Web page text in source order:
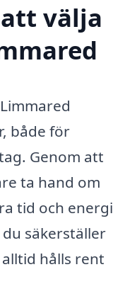
välja
både för
Genom att
ta hand om
tid och energi
säkerställer
hålls rent